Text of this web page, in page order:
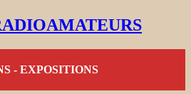
- EXPOSITIONS